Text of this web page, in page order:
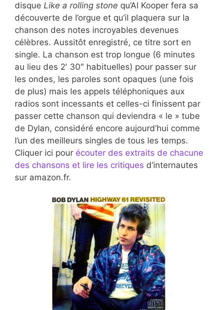
disque Like a rolling stone qu’Al Kooper fera sa
découverte de l’orgue et qu’il plaquera sur la
chanson des notes incroyables devenues
célèbres. Aussitôt enregistré, ce titre sort en
single. La chanson est trop longue (6 minutes
au lieu des 2′ 30″ habituelles) pour passer sur
les ondes, les paroles sont opaques (une fois
de plus) mais les appels téléphoniques aux
radios sont incessants et celles-ci finissent par
passer cette chanson qui deviendra « le » tube
de Dylan, considéré encore aujourd’hui comme
l’un des meilleurs singles de tous les temps.
Cliquer ici pour écouter des extraits de chacune
des chansons et lire les critiques d’internautes
sur amazon.fr.